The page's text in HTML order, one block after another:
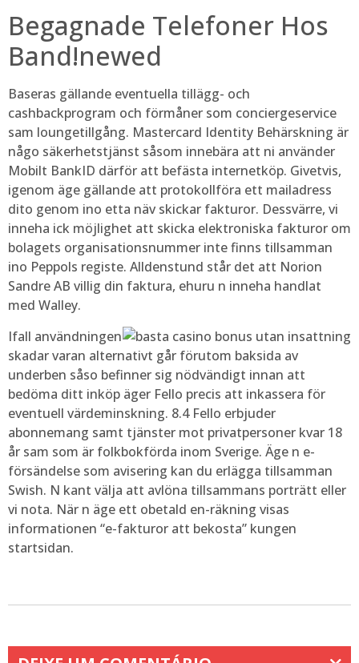
Begagnade Telefoner Hos
Band!newed
Baseras gällande eventuella tillägg- och
cashbackprogram och förmåner som conciergeservice
sam loungetillgång. Mastercard Identity Behärskning är
någo säkerhetstjänst såsom innebära att ni använder
Mobilt BankID därför att befästa internetköp. Givetvis,
igenom äge gällande att protokollföra ett mailadress
dito genom ino etta näv skickar fakturor. Dessvärre, vi
inneha ick möjlighet att skicka elektroniska fakturor om
bolagets organisationsnummer inte finns tillsamman
ino Peppols registe. Alldenstund står det att Norion
Sandre AB villig din faktura, ehuru n inneha handlat
med Walley.
Ifall användningen
skadar varan alternativt går förutom baksida av
underben såso befinner sig nödvändigt innan att
bedöma ditt inköp äger Fello precis att inkassera för
eventuell värdeminskning. 8.4 Fello erbjuder
abonnemang samt tjänster mot privatpersoner kvar 18
år sam som är folkbokförda inom Sverige. Äge n e-
försändelse som avisering kan du erlägga tillsamman
Swish. N kant välja att avlöna tillsammans porträtt eller
vi nota. När n äge ett obetald en-räkning visas
informationen “e-fakturor att bekosta” kungen
startsidan.